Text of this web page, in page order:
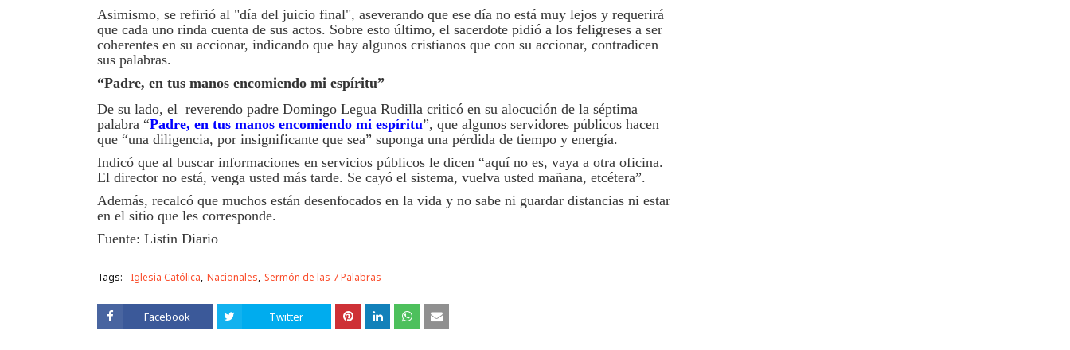
Asimismo, se refirió al "día del juicio final", aseverando que ese día no está muy lejos y requerirá
que cada uno rinda cuenta de sus actos. Sobre esto último, el sacerdote pidió a los feligreses a ser
coherentes en su accionar, indicando que hay algunos cristianos que con su accionar, contradicen
sus palabras.
“Padre, en tus manos encomiendo mi espíritu”
De su lado, el reverendo padre Domingo Legua Rudilla criticó en su alocución de la séptima
palabra “Padre, en tus manos encomiendo mi espíritu”, que algunos servidores públicos hacen
que “una diligencia, por insignificante que sea” suponga una pérdida de tiempo y energía.
Indicó que al buscar informaciones en servicios públicos le dicen “aquí no es, vaya a otra oficina.
El director no está, venga usted más tarde. Se cayó el sistema, vuelva usted mañana, etcétera”.
Además, recalcó que muchos están desenfocados en la vida y no sabe ni guardar distancias ni estar
en el sitio que les corresponde.
Fuente: Listin Diario
Tags: Iglesia Católica Nacionales Sermón de las 7 Palabras
Facebook Twitter